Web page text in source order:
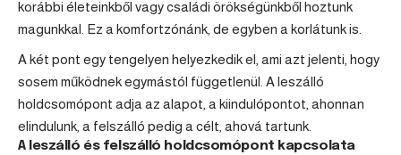
korábbi életeinkből vagy családi örökségünkből hoztunk
magunkkal. Ez a komfortzónánk, de egyben a korlátunk is.
A két pont egy tengelyen helyezkedik el, ami azt jelenti, hogy
sosem működnek egymástól függetlenül. A leszálló
holdcsomópont adja az alapot, a kiindulópontot, ahonnan
elindulunk, a felszálló pedig a célt, ahová tartunk.
A leszálló és felszálló holdcsomópont kapcsolata